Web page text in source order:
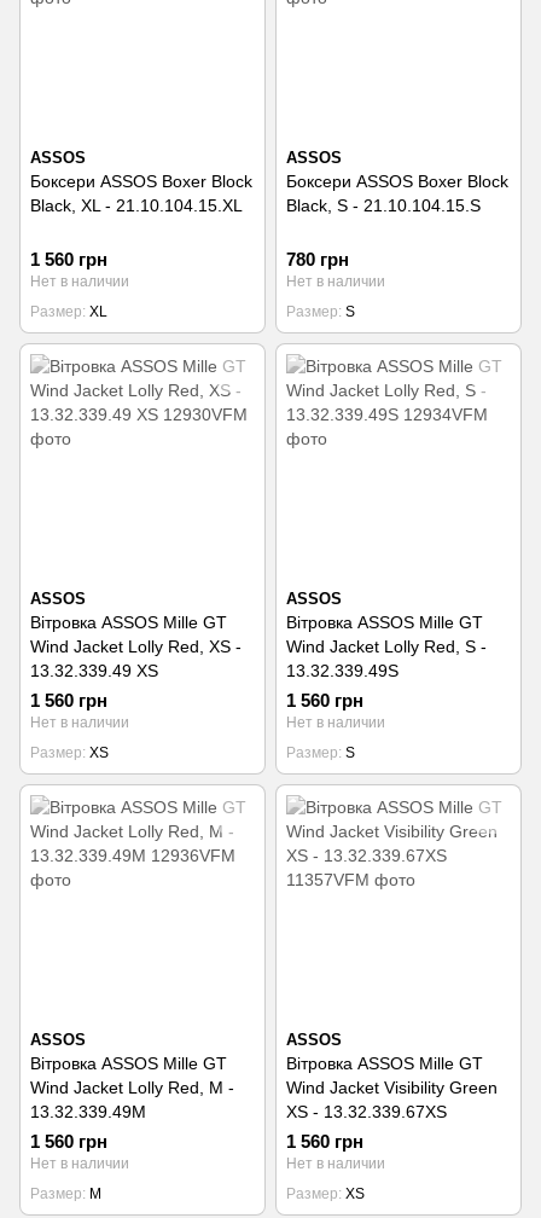
ASSOS
Боксери ASSOS Boxer Block
Black, XL - 21.10.104.15.XL
1 560 грн
Нет в наличии
Размер XL
ASSOS
Боксери ASSOS Boxer Block
Black, S - 21.10.104.15.S
780 грн
Нет в наличии
Размер S
ASSOS
Вітровка ASSOS Mille GT
Wind Jacket Lolly Red, XS -
13.32.339.49 XS
1 560 грн
Нет в наличии
Размер XS
ASSOS
Вітровка ASSOS Mille GT
Wind Jacket Lolly Red, S -
13.32.339.49S
1 560 грн
Нет в наличии
Размер S
ASSOS
Вітровка ASSOS Mille GT
Wind Jacket Lolly Red, M -
13.32.339.49M
1 560 грн
Нет в наличии
Размер
M
ASSOS
Вітровка ASSOS Mille GT
Wind Jacket Visibility Green
XS - 13.32.339.67XS
1 560 грн
Нет в наличии
Размер XS